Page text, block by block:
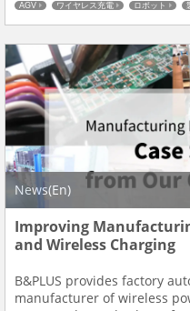
AGV ワイヤレス充電 ロボット
News(En)
Improving
and Wireless Charging
B&PLUS provides factory
manufacturer of wireless